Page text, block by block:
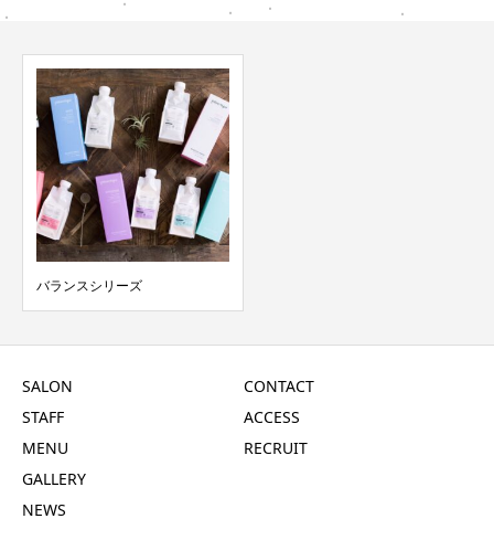
バランスシリーズ
SALON
STAFF
MENU
GALLERY
NEWS
CONTACT
ACCESS
RECRUIT